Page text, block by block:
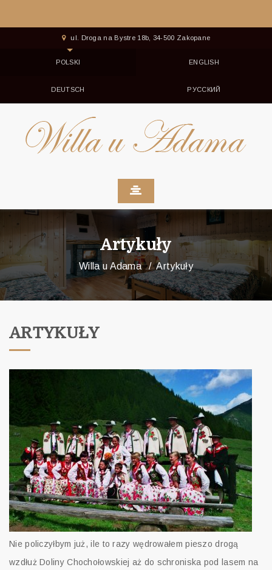
ul. Droga na Bystre 18b, 34-500 Zakopane
POLSKI ENGLISH
DEUTSCH РУССКИЙ
Artykuły
Willa u Adama Artykuły
ARTYKUŁY
Nie policzyłbym już, ile to razy wędrowałem pieszo drogą
wzdłuż Doliny Chochołowskiej aż do schroniska pod lasem na